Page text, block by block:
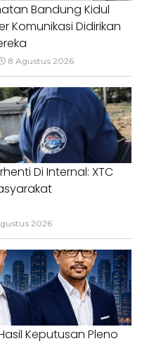
Bandung Kidul
Komunikasi Didirikan
8 Agustus 2026
Di Internal: XTC
2026
Keputusan Pleno